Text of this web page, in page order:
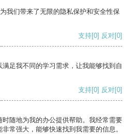
我们带来了无限的隐私保护和安全性保
支持[0] 反对[0]
足我不同的学习需求，让我能够找到自
支持[0] 反对[0]
随地为我的办公提供帮助。我经常需要
常强大，能够快速找到我需要的信息。